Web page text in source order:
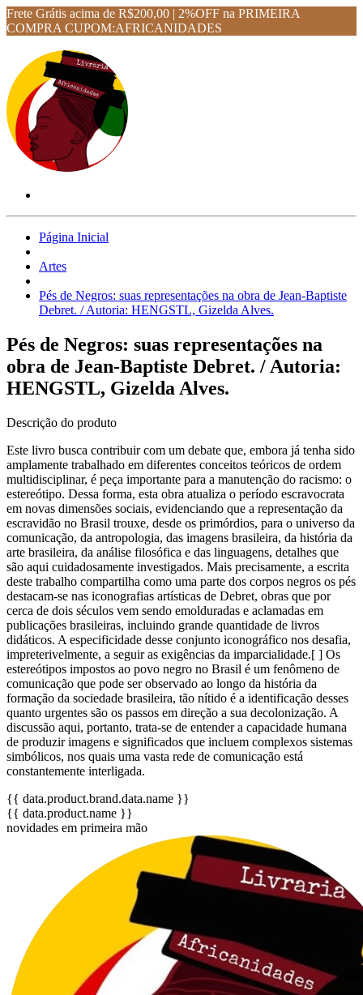
Frete Grátis acima de R$200,00 | 2%OFF na PRIMEIRA
COMPRA CUPOM:AFRICANIDADES
Página Inicial
Artes
Pés de Negros: suas representações na obra de Jean-Baptiste
Debret. / Autoria: HENGSTL, Gizelda Alves.
Pés de Negros: suas representações na
obra de Jean-Baptiste Debret. / Autoria:
HENGSTL, Gizelda Alves.
Descrição do produto
Este livro busca contribuir com um debate que, embora já tenha sido
amplamente trabalhado em diferentes conceitos teóricos de ordem
multidisciplinar, é peça importante para a manutenção do racismo: o
estereótipo. Dessa forma, esta obra atualiza o período escravocrata
em novas dimensões sociais, evidenciando que a representação da
escravidão no Brasil trouxe, desde os primórdios, para o universo da
comunicação, da antropologia, das imagens brasileira, da história da
arte brasileira, da análise filosófica e das linguagens, detalhes que
são aqui cuidadosamente investigados. Mais precisamente, a escrita
deste trabalho compartilha como uma parte dos corpos negros os pés
destacam-se nas iconografias artísticas de Debret, obras que por
cerca de dois séculos vem sendo emolduradas e aclamadas em
publicações brasileiras, incluindo grande quantidade de livros
didáticos. A especificidade desse conjunto iconográfico nos desafia,
impreterivelmente, a seguir as exigências da imparcialidade.[ ] Os
estereótipos impostos ao povo negro no Brasil é um fenômeno de
comunicação que pode ser observado ao longo da história da
formação da sociedade brasileira, tão nítido é a identificação desses
quanto urgentes são os passos em direção a sua decolonização. A
discussão aqui, portanto, trata-se de entender a capacidade humana
de produzir imagens e significados que incluem complexos sistemas
simbólicos, nos quais uma vasta rede de comunicação está
constantemente interligada.
{{ data.product.brand.data.name }}
{{ data.product.name }}
novidades em primeira mão